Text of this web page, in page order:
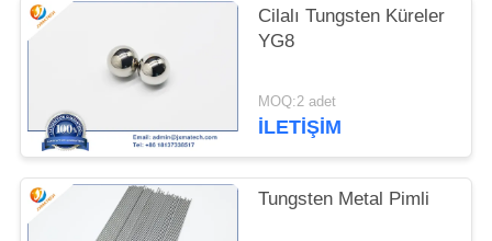
Cilalı Tungsten Küreler
YG8
MOQ:2 adet
İLETIŞIM
Tungsten Metal Pimli